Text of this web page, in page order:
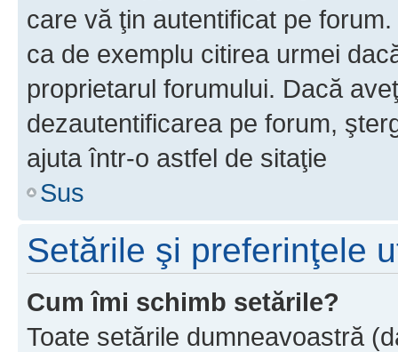
care vă ţin autentificat pe
ca de exemplu citirea urmei
proprietarul forumului. Dacă
dezautentificarea pe forum,
ajuta într-o astfel de sitaţie
Sus
Setările şi preferinţele
Cum îmi schimb setările?
Toate setările dumneavoastră